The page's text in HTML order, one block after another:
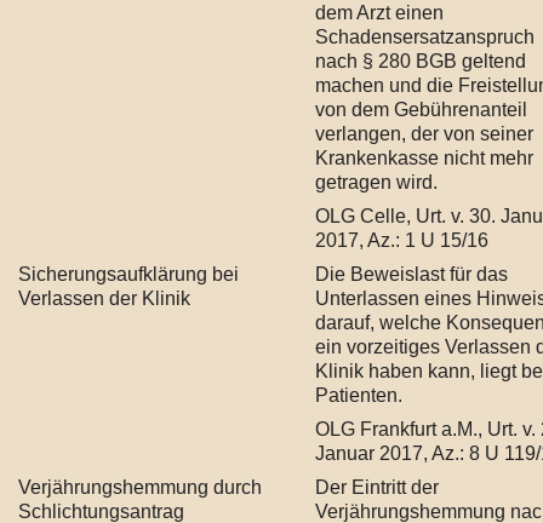
dem Arzt einen
Schadensersatzanspruch
nach § 280 BGB geltend
machen und die
von dem Gebührenanteil
verlangen, der von seiner
Krankenkasse nicht mehr
getragen wird.
OLG Celle, Urt. v. 30.
2017, Az.: 1 U 15/16
Sicherungsaufklärung bei
Verlassen der Klinik
Die Beweislast für das
Unterlassen eines
darauf, welche
ein vorzeitiges Verlassen
Klinik haben kann, liegt
Patienten.
OLG Frankfurt a.M., Urt. v.
Januar 2017, Az.: 8 U
Verjährungshemmung durch
Schlichtungsantrag
Der Eintritt der
Verjährungshemmung